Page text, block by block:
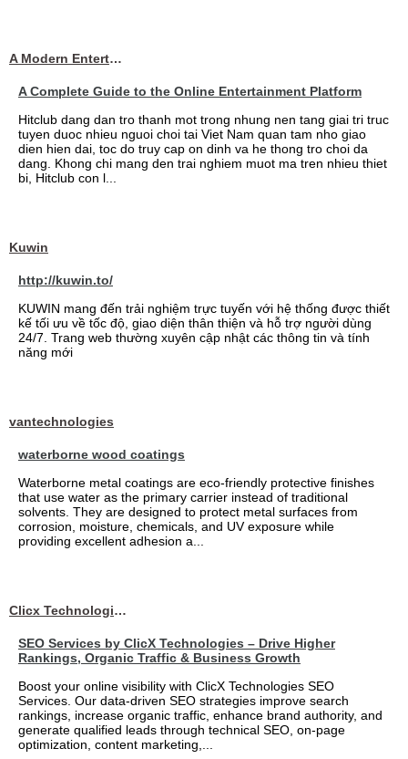
A Modern Entertainment Platform Bringing
A Complete Guide to the Online Entertainment Platform
Hitclub dang dan tro thanh mot trong nhung nen tang giai tri truc
tuyen duoc nhieu nguoi choi tai Viet Nam quan tam nho giao
dien hien dai, toc do truy cap on dinh va he thong tro choi da
dang. Khong chi mang den trai nghiem muot ma tren nhieu thiet
bi, Hitclub con l...
Kuwin
http://kuwin.to/
KUWIN mang đến trải nghiệm trực tuyến với hệ thống được thiết
kế tối ưu về tốc độ, giao diện thân thiện và hỗ trợ người dùng
24/7. Trang web thường xuyên cập nhật các thông tin và tính
năng mới
vantechnologies
waterborne wood coatings
Waterborne metal coatings are eco-friendly protective finishes
that use water as the primary carrier instead of traditional
solvents. They are designed to protect metal surfaces from
corrosion, moisture, chemicals, and UV exposure while
providing excellent adhesion a...
Clicx Technologies
SEO Services by ClicX Technologies – Drive Higher
Rankings, Organic Traffic & Business Growth
Boost your online visibility with ClicX Technologies SEO
Services. Our data-driven SEO strategies improve search
rankings, increase organic traffic, enhance brand authority, and
generate qualified leads through technical SEO, on-page
optimization, content marketing,...